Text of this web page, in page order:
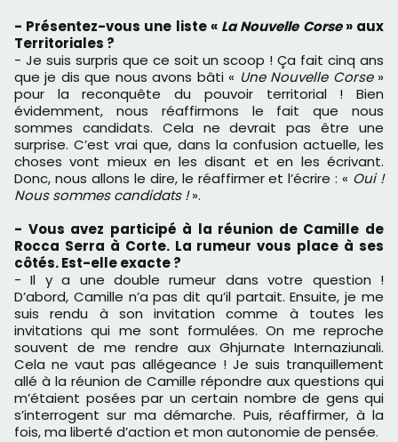
- Présentez-vous une liste « La Nouvelle Corse» aux
Territoriales ?
- Je suis surpris que ce soit un scoop ! Ça fait cinq ans
que je dis que nous avons bâti « Une Nouvelle Corse»
pour la reconquête du pouvoir territorial ! Bien
évidemment, nous réaffirmons le fait que nous
sommes candidats. Cela ne devrait pas être une
surprise. C’est vrai que, dans la confusion actuelle, les
choses vont mieux en les disant et en les écrivant.
Donc, nous allons le dire, le réaffirmer et l’écrire : « Oui !
Nous sommes candidats !».
- Vous avez participé à la réunion de Camille de
Rocca Serra à Corte. La rumeur vous place à ses
côtés. Est-elle exacte ?
- Il y a une double rumeur dans votre question !
D’abord, Camille n’a pas dit qu’il partait. Ensuite, je me
suis rendu à son invitation comme à toutes les
invitations qui me sont formulées. On me reproche
souvent de me rendre aux Ghjurnate Internaziunali.
Cela ne vaut pas allégeance ! Je suis tranquillement
allé à la réunion de Camille répondre aux questions qui
m’étaient posées par un certain nombre de gens qui
s’interrogent sur ma démarche. Puis, réaffirmer, à la
fois, ma liberté d’action et mon autonomie de pensée.